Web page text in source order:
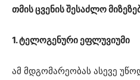
თმის ცვენის შესაძლო
1. ტელოგენური ეფლუვიუმი
ამ მდგომარეობას ასევე